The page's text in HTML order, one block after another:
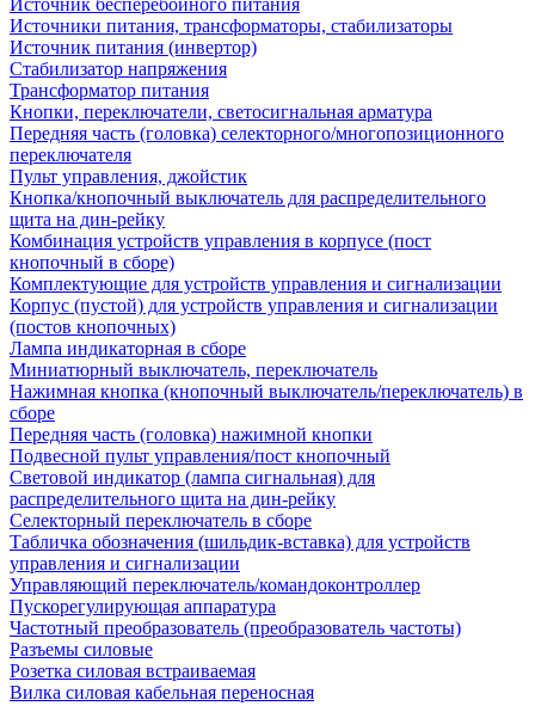
Источник бесперебойного питания
Источники питания, трансформаторы, стабилизаторы
Источник питания (инвертор)
Стабилизатор напряжения
Трансформатор питания
Кнопки, переключатели, светосигнальная арматура
Передняя часть (головка) селекторного/многопозиционного
переключателя
Пульт управления, джойстик
Кнопка/кнопочный выключатель для распределительного
щита на дин-рейку
Комбинация устройств управления в корпусе (пост
кнопочный в сборе)
Комплектующие для устройств управления и сигнализации
Корпус (пустой) для устройств управления и сигнализации
(постов кнопочных)
Лампа индикаторная в сборе
Миниатюрный выключатель, переключатель
Нажимная кнопка (кнопочный выключатель/переключатель) в
сборе
Передняя часть (головка) нажимной кнопки
Подвесной пульт управления/пост кнопочный
Световой индикатор (лампа сигнальная) для
распределительного щита на дин-рейку
Селекторный переключатель в сборе
Табличка обозначения (шильдик-вставка) для устройств
управления и сигнализации
Управляющий переключатель/командоконтроллер
Пускорегулирующая аппаратура
Частотный преобразователь (преобразователь частоты)
Разъемы силовые
Розетка силовая встраиваемая
Вилка силовая кабельная переносная